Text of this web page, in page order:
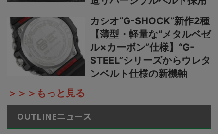
カシオ“G-SHOCK”新作2種
【薄型・軽量な“メタルベゼ
ル×カーボン”仕様】“G-
STEEL”シリーズからウレタ
ンベルト仕様の新機軸
＞＞＞もっと見る
OUTLINEニュース